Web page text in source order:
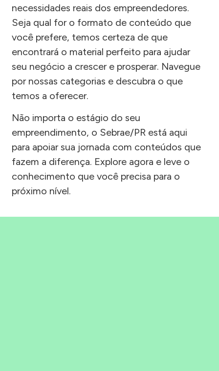
necessidades reais dos empreendedores.
Seja qual for o formato de conteúdo que
você prefere, temos certeza de que
encontrará o material perfeito para ajudar
seu negócio a crescer e prosperar. Navegue
por nossas categorias e descubra o que
temos a oferecer.
Não importa o estágio do seu
empreendimento, o Sebrae/PR está aqui
para apoiar sua jornada com conteúdos que
fazem a diferença. Explore agora e leve o
conhecimento que você precisa para o
próximo nível.